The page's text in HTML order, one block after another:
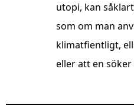
utopi, kan
som om man
klimatfientligt,
eller att en